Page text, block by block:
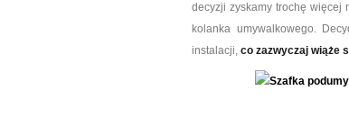
decyzji zyskamy trochę więcej
kolanka umywalkowego.
instalacji, co zazwyczaj wiąże